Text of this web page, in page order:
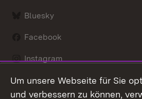
Bluesky
Facebook
Instagram
LinkedIn
Um unsere Webseite für Sie
und verbessern zu können,